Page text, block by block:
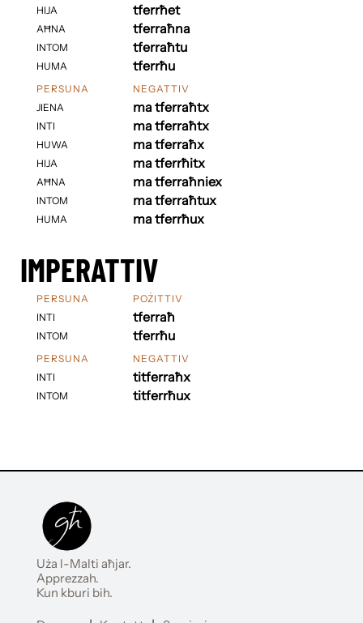
HIJA
AĦNA
INTOM
HUMA
tferrħet
tferraħna
tferraħtu
tferrħu
PERSUNA
JIENA
INTI
HUWA
HIJA
AĦNA
INTOM
HUMA
NEGATTIV
ma tferraħtx
ma tferraħtx
ma tferraħx
ma tferrħitx
ma tferraħniex
ma tferraħtux
ma tferrħux
IMPERATTIV
PERSUNA
INTI
INTOM
POŻITTIV
tferraħ
tferrħu
PERSUNA
INTI
INTOM
NEGATTIV
titferraħx
titferrħux
Uża l-Malti aħjar.
Apprezzah.
Kun kburi bih.